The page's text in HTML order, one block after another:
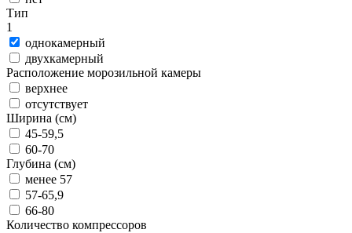
Тип
1
однокамерный
двухкамерный
Расположение морозильной камеры
верхнее
отсутствует
Ширина (см)
45-59,5
60-70
Глубина (см)
менее 57
57-65,9
66-80
Количество компрессоров